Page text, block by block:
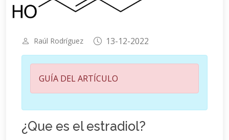
Raúl Rodríguez 13-12-2022
GUÍA DEL ARTÍCULO
¿Que es el estradiol?